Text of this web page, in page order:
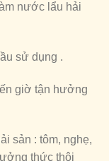
nước lẩu hải
sử dụng .
giờ tận hưởng
sản : tôm, nghẹ,
thức thôi